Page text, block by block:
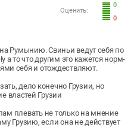
0
0
Оценить:
на Румынию. Свиньи ведут себя по
а то что другим это кажется норм-
себя и отождествляют.
дело конечно Грузии, но
властей Грузии
плевать не только на мнение
Грузию, если она не действует